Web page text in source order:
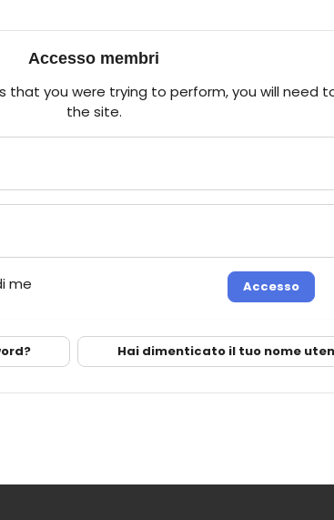
Accesso membri
that you were trying to perform, you will need
the site.
me Accesso
Hai dimenticato il tuo nome